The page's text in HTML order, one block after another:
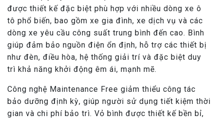
được thiết kế đặc biệt phù hợp với nhiều dòng xe ô
tô phổ biến, bao gồm xe gia đình, xe dịch vụ và các
dòng xe yêu cầu công suất trung bình đến cao. Bình
giúp đảm bảo nguồn điện ổn định, hỗ trợ các thiết bị
như đèn, điều hòa, hệ thống giải trí và đặc biệt duy
trì khả năng khởi động êm ái, mạnh mẽ.
Công nghệ Maintenance Free giảm thiểu công tác
bảo dưỡng định kỳ, giúp người sử dụng tiết kiệm thời
gian và chi phí bảo trì. Vỏ bình được thiết kế bền bỉ,